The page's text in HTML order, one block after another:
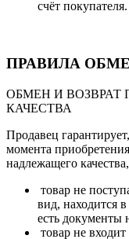
счёт покупателя.
ПРАВИЛА
ОБМЕН И
КАЧЕСТВА
Продавец
момента
надлежащего
товар не
вид, находится
есть документы
товар не